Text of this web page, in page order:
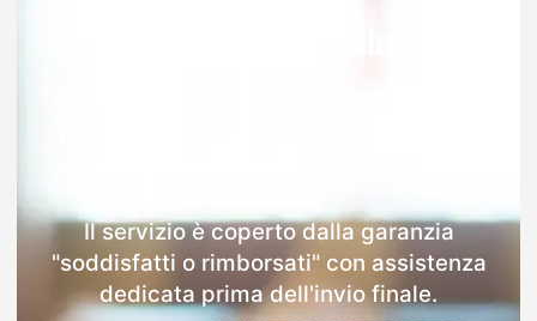
Il servizio è coperto dalla garanzia
"soddisfatti o rimborsati" con assistenza
dedicata prima dell'invio finale.